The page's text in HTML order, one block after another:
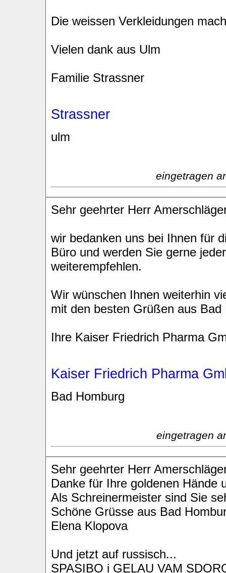
Die weissen Verkleidungen
Vielen dank aus Ulm
Familie Strassner
Strassner
ulm
eingetragen
Sehr geehrter Herr
wir bedanken uns bei Ihnen für
Büro und werden Sie gerne
weiterempfehlen.
Wir wünschen Ihnen weiterhin
mit den besten Grüßen aus Bad
Ihre Kaiser Friedrich Pharma
Kaiser Friedrich Pharma
Bad Homburg
eingetragen
Sehr geehrter Herr
Danke für Ihre goldenen Hände
Als Schreinermeister sind Sie
Schöne Grüsse aus Bad
Elena Klopova
Und jetzt auf russisch...
SPASIBO i GELAU VAM